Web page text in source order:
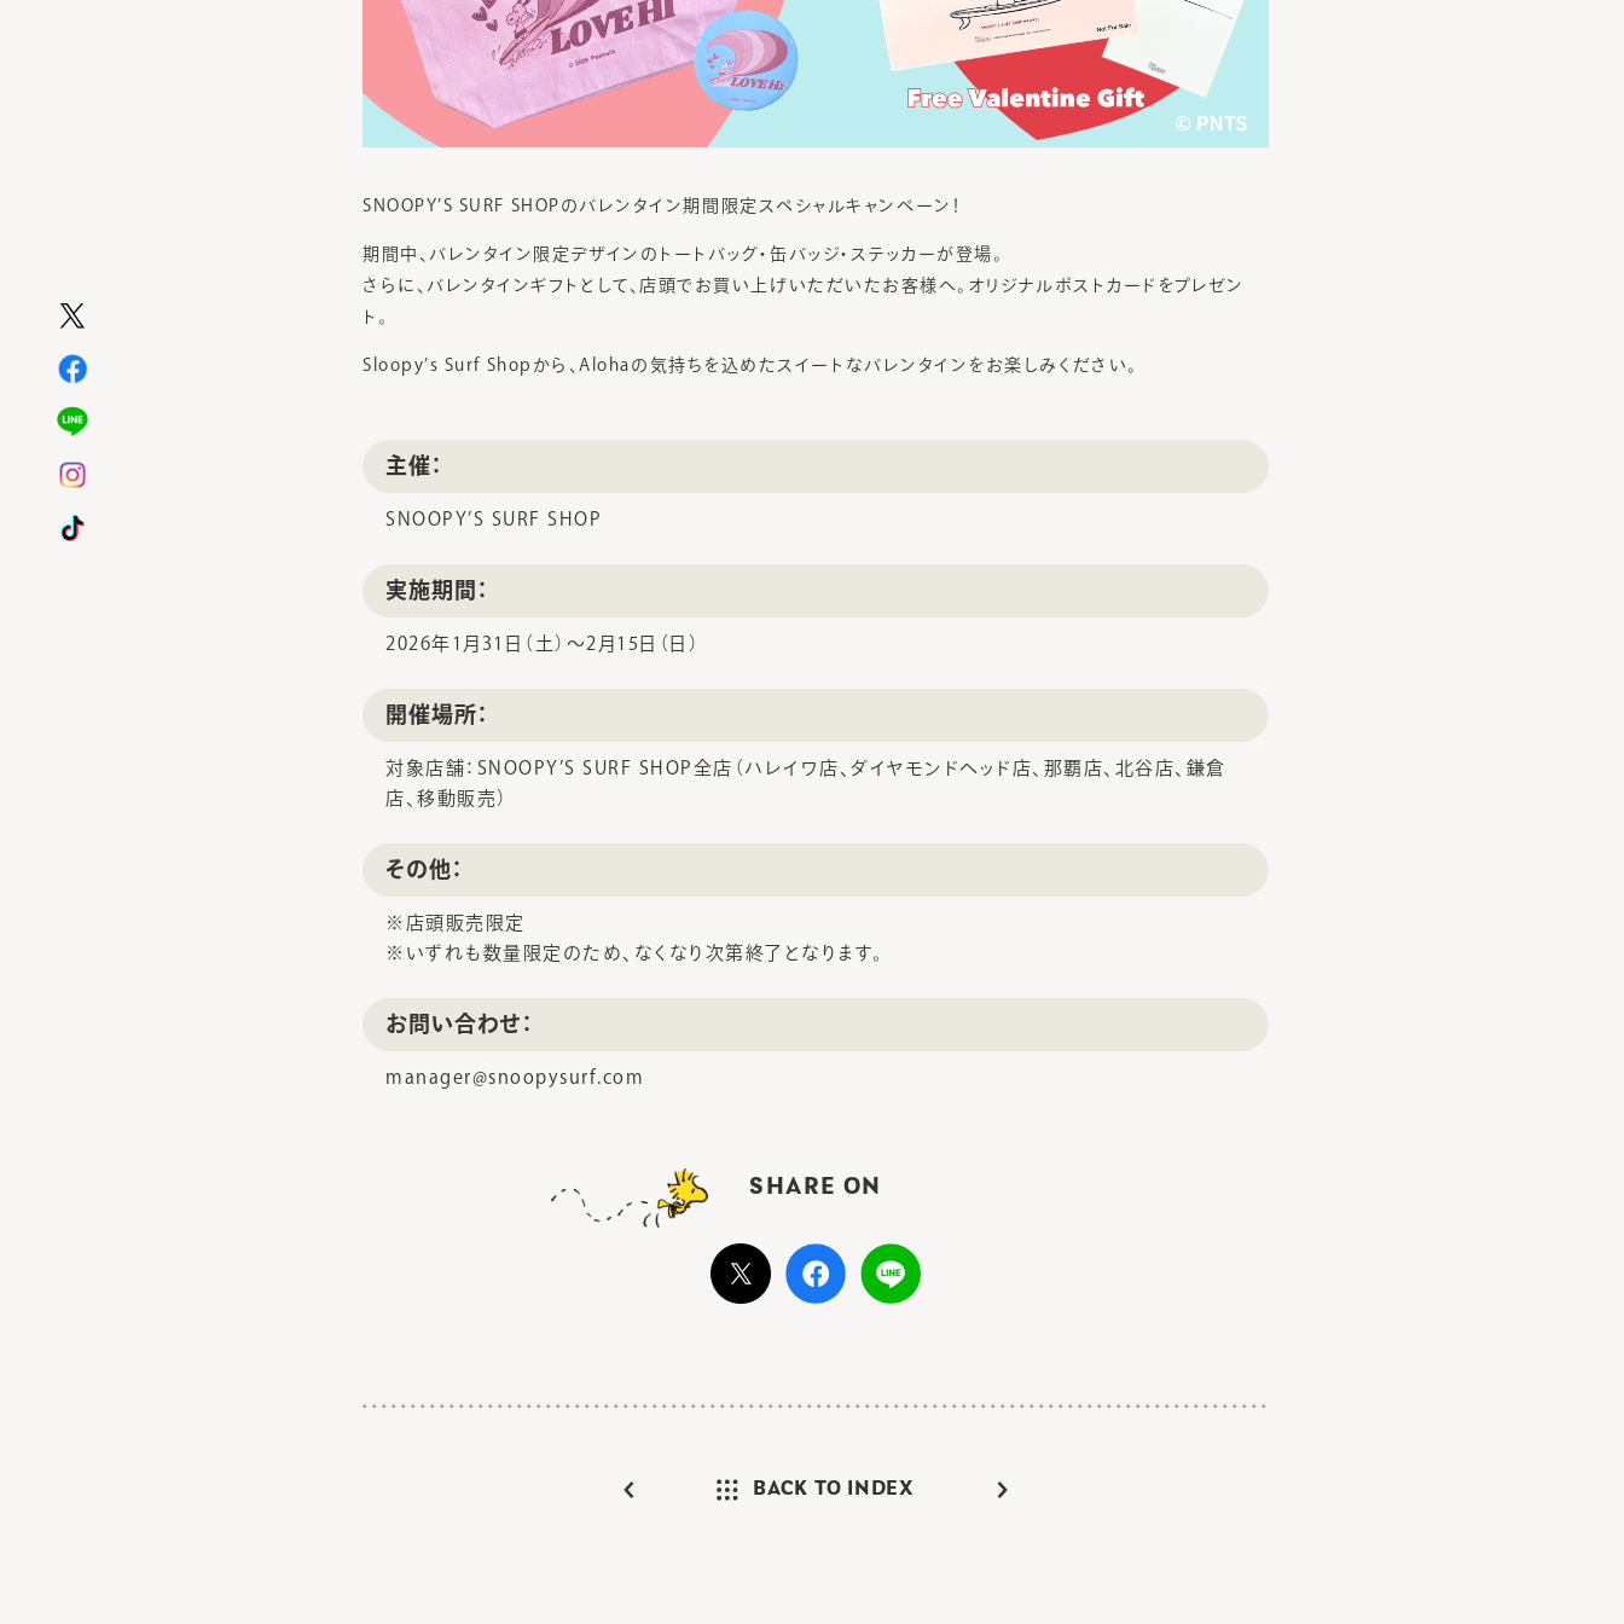
SNOOPY’S SURF SHOPのバレンタイン期間限定スペシャルキャンペーン！
期間中、バレンタイン限定デザインのトートバッグ・缶バッジ・ステッカーが登場。
さらに、バレンタインギフトとして、店頭でお買い上げいただいたお客様へ。オリジナルポストカードをプレゼン
ト。
Sloopy’s Surf Shopから、Alohaの気持ちを込めたスイートなバレンタインをお楽しみください。
主催：
SNOOPY’S SURF SHOP
実施期間：
2026年1月31日（土）〜2月15日（日）
開催場所：
対象店舗：SNOOPY’S SURF SHOP全店（ハレイワ店、ダイヤモンドヘッド店、那覇店、北谷店、鎌倉
店、移動販売）
その他：
※店頭販売限定
※いずれも数量限定のため、なくなり次第終了となります。
お問い合わせ：
manager@snoopysurf.com
SHARE ON
BACK TO INDEX